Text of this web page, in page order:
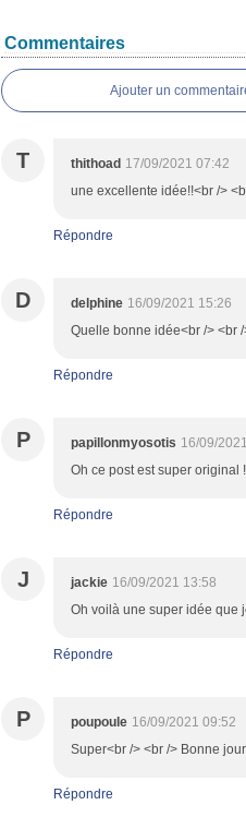
Commentaires
Ajouter un
T thithoad 17/09/2021 07:42
une excellente idée!!<br />
Répondre
D delphine 16/09/2021 15:26
Quelle bonne idée<br /> <br
Répondre
P papillonmyosotis 16/09/
Oh ce post est super original
Répondre
J jackie 16/09/2021 13:58
Oh voilà une super idée que
Répondre
P poupoule 16/09/2021 09:52
Super<br /> <br /> Bonne
Répondre